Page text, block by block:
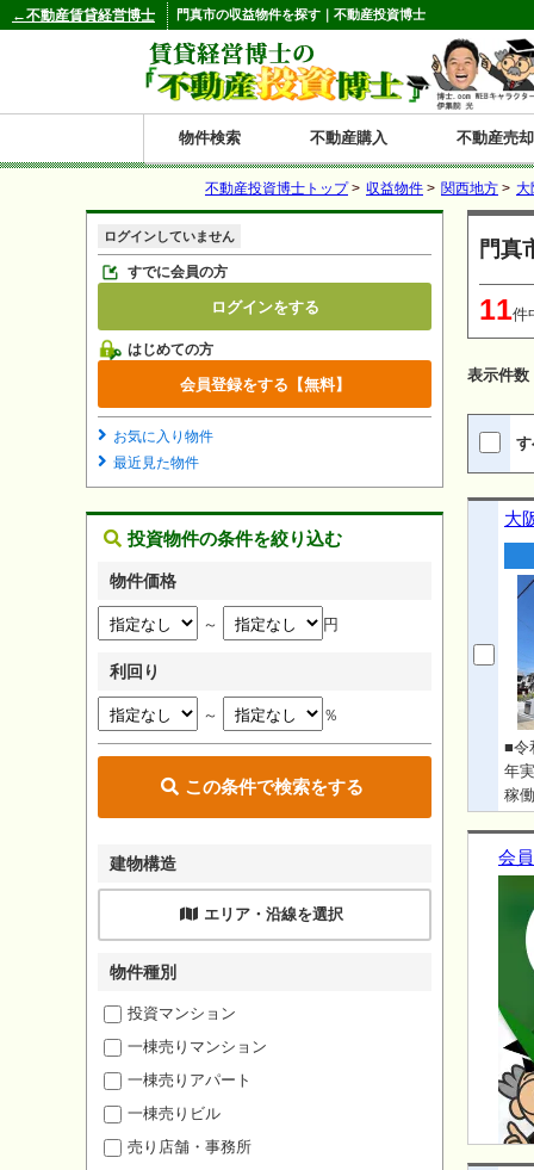
門真市の収益物件を探す｜不動産投資博士
物件検索
北
海
道
東
北
青森
秋田
岩手
宮城
山形
福島
関
東
東京
埼玉
神奈川
千葉
茨城
栃木
群馬
信
州・
北
新潟
富山
石川
福井
長野
山梨
東
海
静岡
愛知
岐阜
三重
関
西
大阪
兵庫
京都
滋賀
奈良
和歌山
中
国・
四
鳥取
岡山
島根
広島
山口
香川
徳島
愛媛
高知
九
州
福岡
佐賀
長崎
熊本
大分
宮崎
鹿児島
沖縄
不動産購入 不動産売却
←不動産賃貸経営博士
不動産投資博士トップ> 収益物件 > 関西地方 > 大
門真
11件
表示件数
大
■令
年
稼
会
ログインしていません
すでに会員の方
ログインをする
はじめての方
会員登録をする【無料】
お気に入り物件
最近見た物件
投資物件の条件を絞り込む
物件価格
～ 円
利回り
～ ％
この条件で検索をする
建物構造
エリア・沿線を選択
物件種別
投資マンション
一棟売りマンション
一棟売りアパート
一棟売りビル
売り店舗・事務所